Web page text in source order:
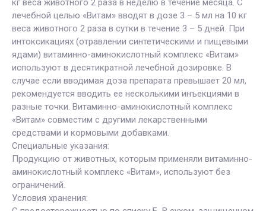
лечебной целью «Витам» вводят в дозе 3 – 5 мл на 10 кг
веса животного 2 раза в сутки в течение 3 – 5 дней. При
интоксикациях (отравлении синтетическими и пищевыми
ядами) витаминно-аминокислотный комплекс «Витам»
используют в десятикратной лечебной дозировке. В
случае если вводимая доза препарата превышает 20 мл,
рекомендуется вводить ее несколькими инъекциями в
разные точки. Витаминно-аминокислотный комплекс
«Витам» совместим с другими лекарственными
средствами и кормовыми добавками.
Специальные указания:
Продукцию от животных, которым применяли витаминно-
аминокислотный комплекс «Витам», используют без
ограничений.
Условия хранения: